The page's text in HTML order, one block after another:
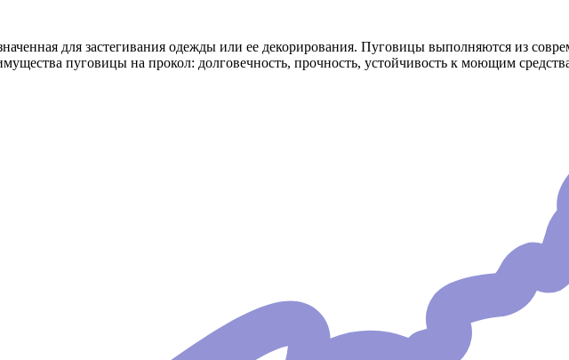
для застегивания одежды или ее декорирования. Пуговицы выполняются из
пуговицы на прокол: долговечность, прочность, устойчивость к моющим